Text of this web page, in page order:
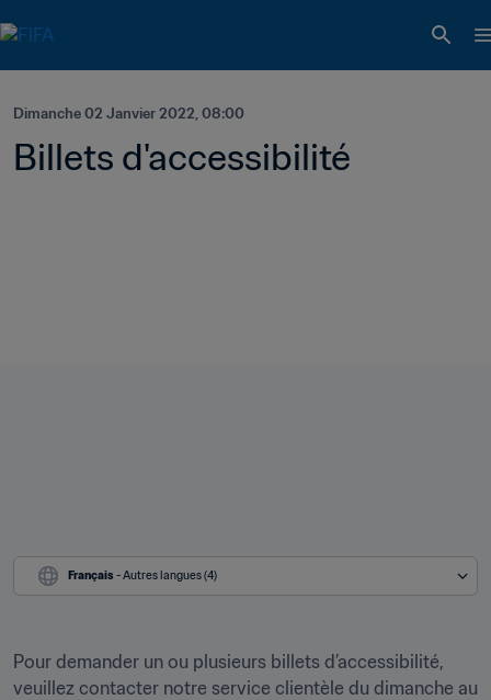
Dimanche 02 Janvier 2022, 08:00
Billets d'accessibilité
Français - Autres langues (4)
Pour demander un ou plusieurs billets d’accessibilité,
veuillez contacter notre service clientèle du dimanche au